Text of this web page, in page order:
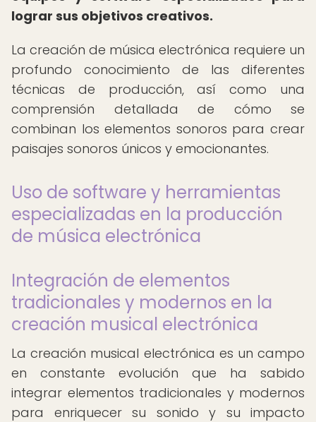
lograr sus objetivos creativos.
La creación de música electrónica requiere un
profundo conocimiento de las diferentes
técnicas de producción, así como una
comprensión detallada de cómo se
combinan los elementos sonoros para crear
paisajes sonoros únicos y emocionantes.
Uso de software y herramientas
especializadas en la producción
de música electrónica
Integración de elementos
tradicionales y modernos en la
creación musical electrónica
La creación musical electrónica es un campo
en constante evolución que ha sabido
integrar elementos tradicionales y modernos
para enriquecer su sonido y su impacto